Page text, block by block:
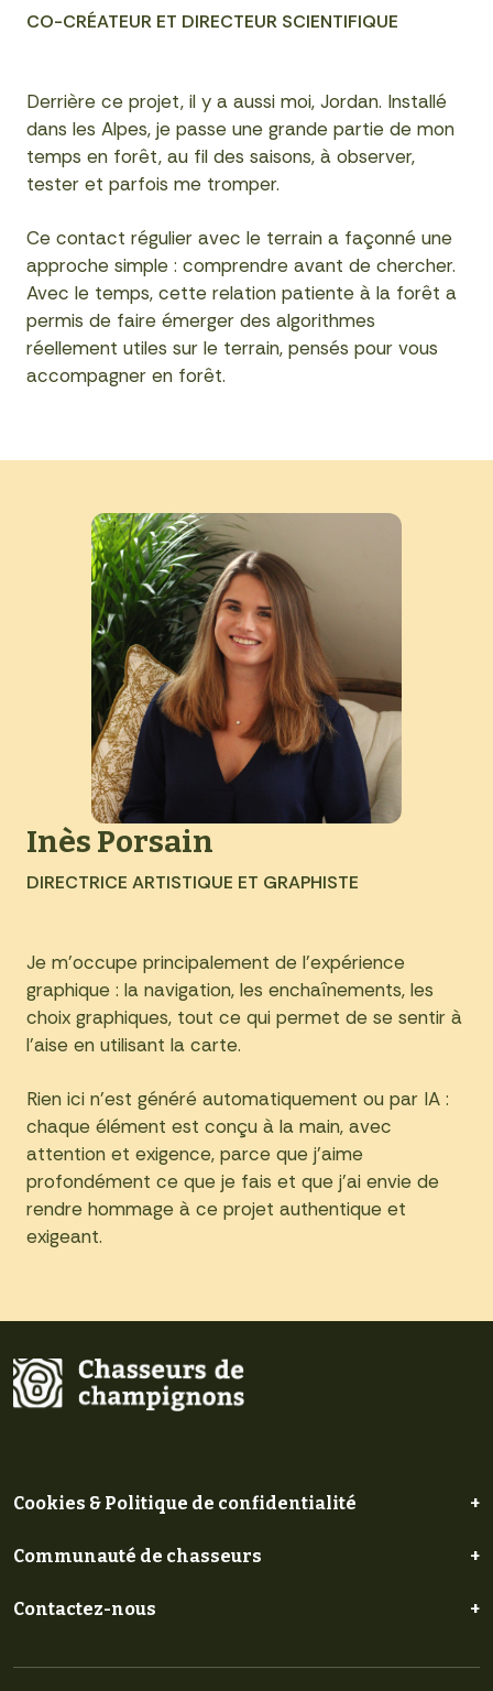
CO-CRÉATEUR ET DIRECTEUR SCIENTIFIQUE
Derrière ce projet, il y a aussi moi, Jordan. Installé
dans les Alpes, je passe une grande partie de mon
temps en forêt, au fil des saisons, à observer,
tester et parfois me tromper.
Ce contact régulier avec le terrain a façonné une
approche simple : comprendre avant de chercher.
Avec le temps, cette relation patiente à la forêt a
permis de faire émerger des algorithmes
réellement utiles sur le terrain, pensés pour vous
accompagner en forêt.
Inès Porsain
DIRECTRICE ARTISTIQUE ET GRAPHISTE
Je m’occupe principalement de l’expérience
graphique : la navigation, les enchaînements, les
choix graphiques, tout ce qui permet de se sentir à
l’aise en utilisant la carte.
Rien ici n’est généré automatiquement ou par IA :
chaque élément est conçu à la main, avec
attention et exigence, parce que j’aime
profondément ce que je fais et que j’ai envie de
rendre hommage à ce projet authentique et
exigeant.
Cookies & Politique de confidentialité +
Communauté de chasseurs +
Contactez-nous +